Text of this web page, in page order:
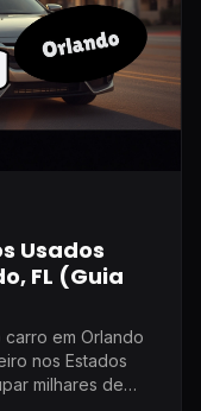
Usados
FL (Guia
em Orlando
nos Estados
milhares de